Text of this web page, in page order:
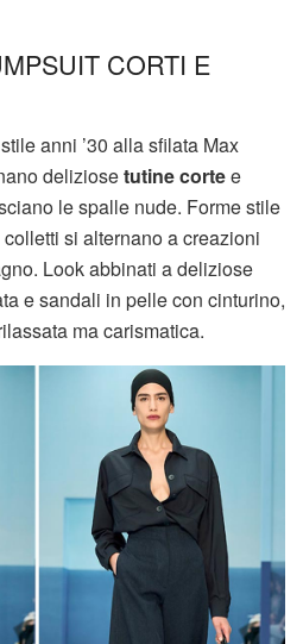
CORTI E
stile anni ’30 alla sfilata Max
deliziosetutine cortee
le spalle nude. Forme stile
si alternano a creazioni
Look abbinati a deliziose
e sandali in pelle con cinturino,
ma carismatica.